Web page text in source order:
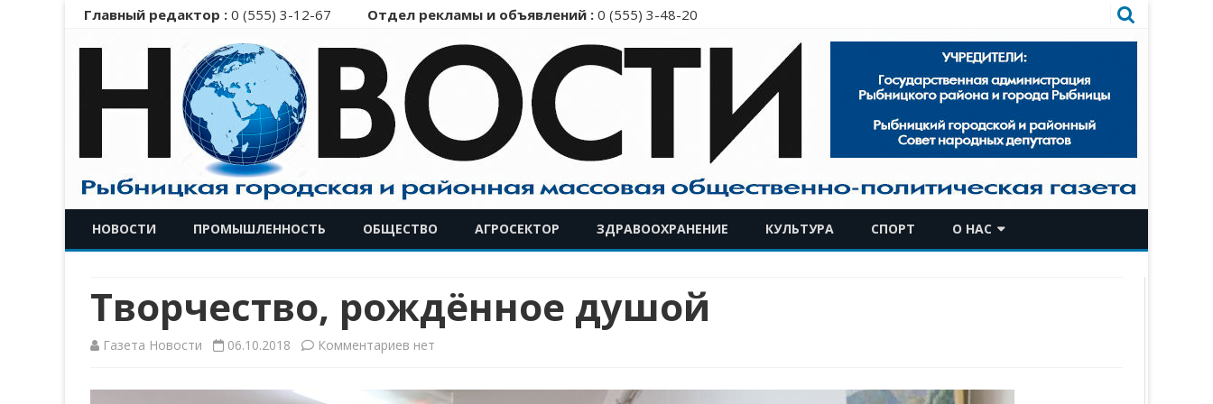
Главный редактор : 0 (555) 3-12-67 Отдел рекламы и объявлений : 0 (555) 3-48-20
к
содержимому
НОВОСТИ ПРОМЫШЛЕННОСТЬ ОБЩЕСТВО АГРОСЕКТОР ЗДРАВООХРАНЕНИЕ КУЛЬТУРА СПОРТ О НАС
Творчество, рождённое душой
Газета Новости 06.10.2018 Комментариев кнет